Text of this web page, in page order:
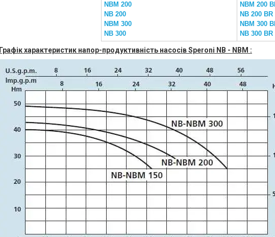
NBM 200
NB 200
NBM 300
NB 300
NBM 200
NB 200 BR
NBM 300
NB 300 BR
Графік характеристик напор-продуктивність насосівSperoni NB - NBM :